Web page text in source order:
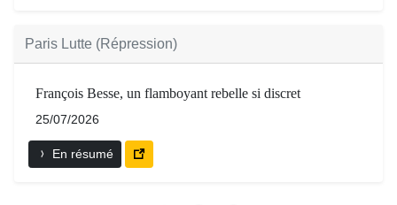
Paris Lutte (Répression)
François Besse, un flamboyant rebelle si discret
25/07/2026
En résumé